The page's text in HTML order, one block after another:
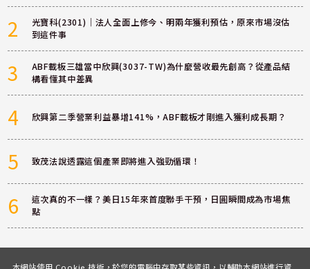
2
光寶科(2301)｜法人全面上修今、明兩年獲利預估，原來市場沒估
到這件事
3
ABF載板三雄當中欣興(3037-TW)為什麼營收最先創高？從產品結
構看懂其中差異
4 欣興第二季營業利益暴增141%，ABF載板才剛進入獲利成長期？
5 致茂法說透露這個產業即將進入強勁循環！
6
這次真的不一樣？美日15年來首度聯手干預，日圓瞬間成為市場焦
點